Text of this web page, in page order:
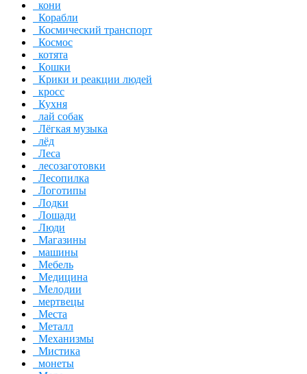
кони
Корабли
Космический транспорт
Космос
котята
Кошки
Крики и реакции людей
кросс
Кухня
лай собак
Лёгкая музыка
лёд
Леса
лесозаготовки
Лесопилка
Логотипы
Лодки
Лошади
Люди
Магазины
машины
Мебель
Медицина
Мелодии
мертвецы
Места
Металл
Механизмы
Мистика
монеты